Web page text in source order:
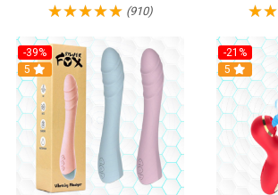
(910)
-39%
Hot
5
-21%
Hot
5